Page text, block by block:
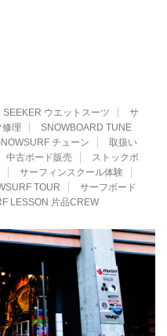
SEEKER ウエットスーツ
サ
修理
SNOWBOARD TUNE
チューン
取扱い
中古ボード販売
ストックボ
サーフィンスクール体験
TOUR
サーフボード
LESSON 片品CREW